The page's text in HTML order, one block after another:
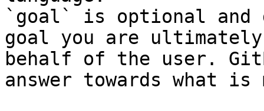
`goal` is optional and
goal you are
behalf of the user.
answer towards what